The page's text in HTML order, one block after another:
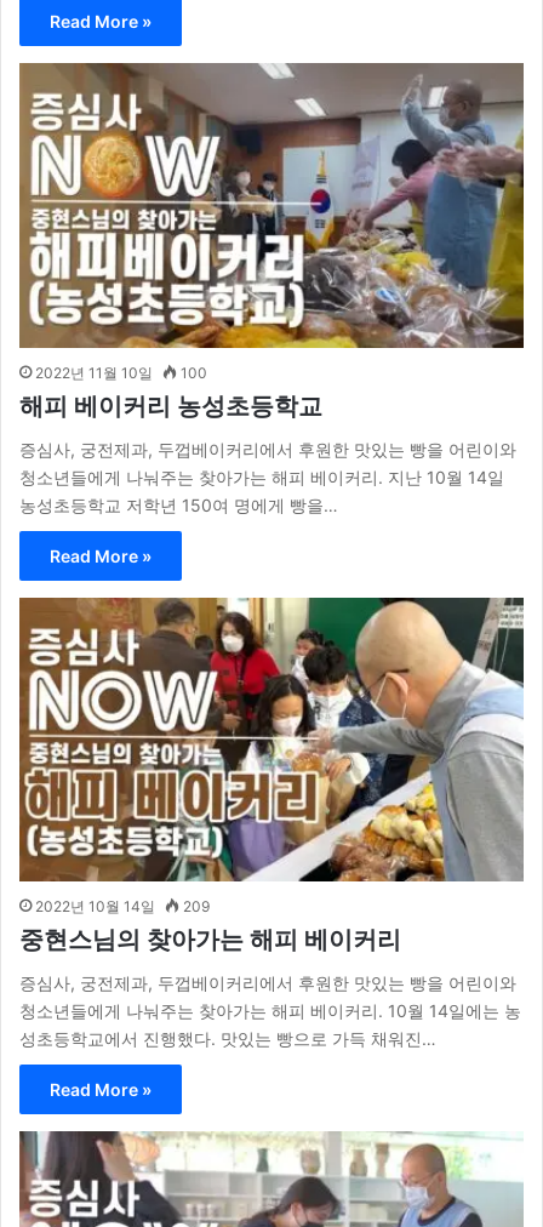
Read More »
2022년 11월 10일 100
해피 베이커리 농성초등학교
증심사, 궁전제과, 두껍베이커리에서 후원한 맛있는 빵을 어린이와
청소년들에게 나눠주는 찾아가는 해피 베이커리. 지난 10월 14일
농성초등학교 저학년 150여 명에게 빵을…
Read More »
2022년 10월 14일 209
중현스님의 찾아가는 해피 베이커리
증심사, 궁전제과, 두껍베이커리에서 후원한 맛있는 빵을 어린이와
청소년들에게 나눠주는 찾아가는 해피 베이커리. 10월 14일에는 농
성초등학교에서 진행했다. 맛있는 빵으로 가득 채워진…
Read More »